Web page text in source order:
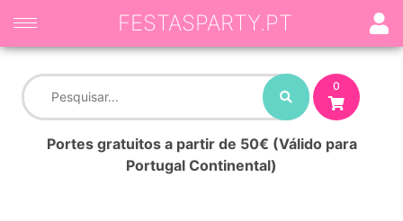
0
Portes gratuitos a partir de 50€ (Válido para
Portugal Continental)
FESTASPARTY.PT